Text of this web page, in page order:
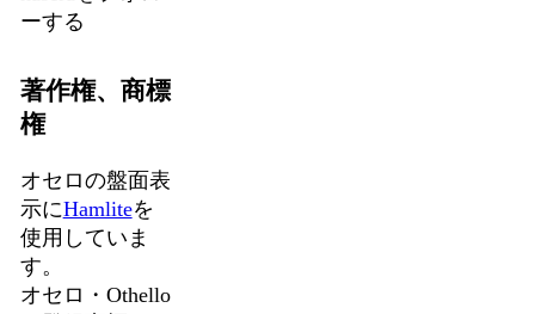
ーする
著作権、商標
権
オセロの盤面表
示にHamliteを
使用していま
す。
オセロ・Othello